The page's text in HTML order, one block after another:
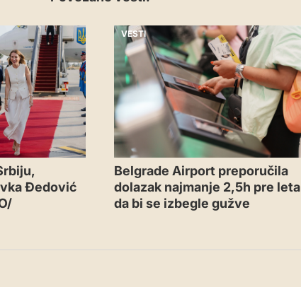
Đedović
VESTI
Belgrade Airport preporučila
dolazak najmanje 2,5h pre leta
da bi se izbegle gužve